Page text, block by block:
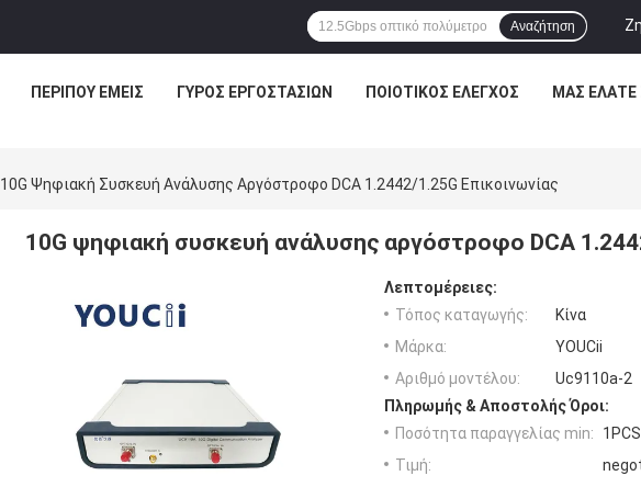
Αναζήτηση
ΠΕΡΊΠΟΥ ΕΜΕΊΣ ΓΎΡΟΣ ΕΡΓΟΣΤΑΣΊΩΝ ΠΟΙΟΤΙΚΌΣ ΈΛΕΓΧΟΣ ΜΑΣ
10G Ψηφιακή Συσκευή Ανάλυσης Αργόστροφο DCA 1.2442/1.25G Επικοινωνίας
10G ψηφιακή συσκευή ανάλυσης αργόστροφο DCA
Λεπτομέρειες:
Τόπος καταγωγής:
Κίνα
Μάρκα:
YOUCii
Αριθμό μοντέλου:
Uc9110a-2
Πληρωμής & Αποστολής Όροι:
Ποσότητα παραγγελίας min:
1PCS
Τιμή: